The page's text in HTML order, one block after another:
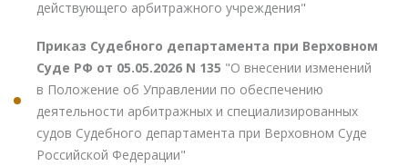
действующего арбитражного учреждения"
Приказ Судебного департамента при Верховном
Суде РФ от 05.05.2026 N 135 "О внесении изменений
в Положение об Управлении по обеспечению
деятельности арбитражных и специализированных
судов Судебного департамента при Верховном Суде
Российской Федерации"